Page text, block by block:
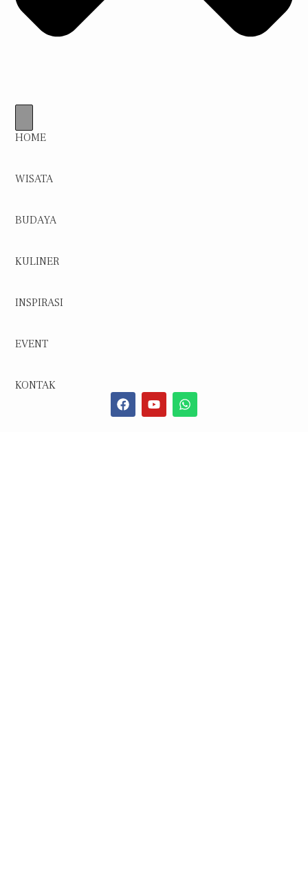
HOME
WISATA
BUDAYA
KULINER
INSPIRASI
EVENT
KONTAK